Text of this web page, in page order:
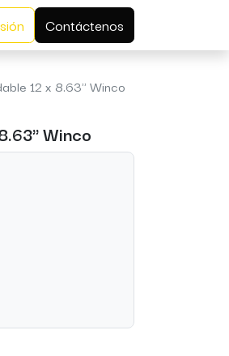
Contáctenos
12 x 8.63" Winco
Winco